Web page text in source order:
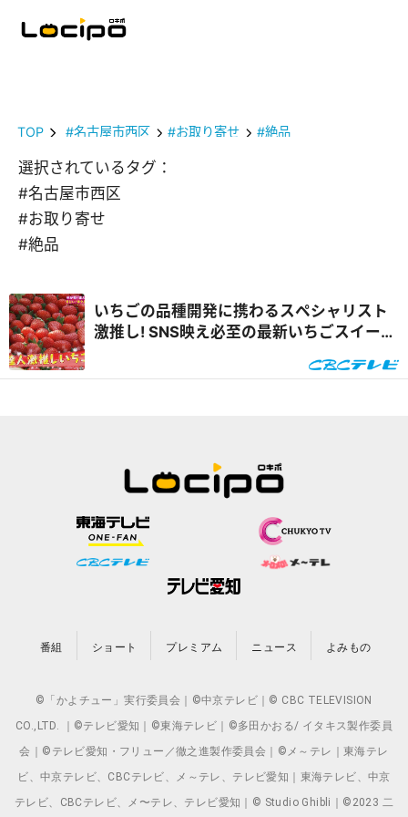
TOP #名古屋市西区 #お取り寄せ #絶品
選択されているタグ：
#名古屋市西区
#お取り寄せ
#絶品
いちごの品種開発に携わるスペシャリスト
激推し! SNS映え必至の最新いちごスイーツ
番組 ショート プレミアム ニュース よみもの
©「かよチュー」実行委員会｜©中京テレビ｜© CBC TELEVISION
CO.,LTD. ｜©テレビ愛知｜©東海テレビ｜©多田かおる/ イタキス製作委員
会｜©テレビ愛知・フリュー／徹之進製作委員会｜©メ～テレ｜東海テレ
ビ、中京テレビ、CBCテレビ、メ～テレ、テレビ愛知｜東海テレビ、中京
テレビ、CBCテレビ、メ〜テレ、テレビ愛知｜© Studio Ghibli｜©2023 二